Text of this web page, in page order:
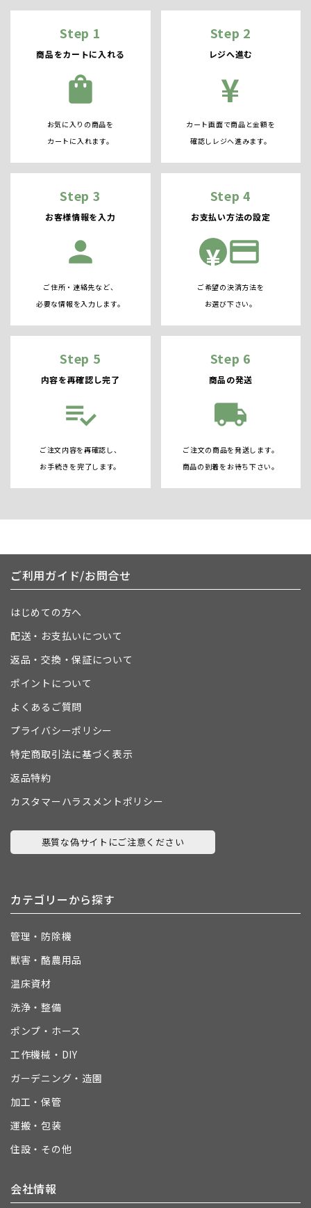
Step 1
商品をカートに入れる
shopping_bag
お気に入りの商品を
カートに入れます。
Step 2
レジへ進む
¥
カート画面で商品と金額を
確認しレジへ進みます。
Step 3
お客様情報を入力
person
ご住所・連絡先など、
必要な情報を入力します。
Step 4
お支払い方法の設定
¥ credit_card
ご希望の決済方法を
お選び下さい。
Step 5
内容を再確認し完了
playlist_add_check
ご注文内容を再確認し、
お手続きを完了します。
Step 6
商品の発送
local_shipping
ご注文の商品を発送します。
商品の到着をお待ち下さい。
ご利用ガイド/お問合せ
はじめての方へ
配送・お支払いについて
返品・交換・保証について
ポイントについて
よくあるご質問
プライバシーポリシー
特定商取引法に基づく表示
返品特約
カスタマーハラスメントポリシー
悪質な偽サイトにご注意ください
カテゴリーから探す
管理・防除機
獣害・酪農用品
温床資材
洗浄・整備
ポンプ・ホース
工作機械・DIY
ガーデニング・造園
加工・保管
運搬・包装
住設・その他
会社情報